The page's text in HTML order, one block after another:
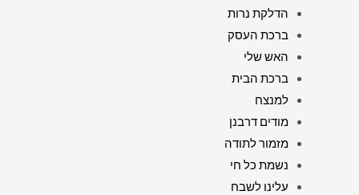
הדלקת נרות
ברכת העסק
האש שלי
ברכת הבית
למנצח
מודים דרבנן
מזמור לתודה
נשמת כל חי
עלינו לשבח